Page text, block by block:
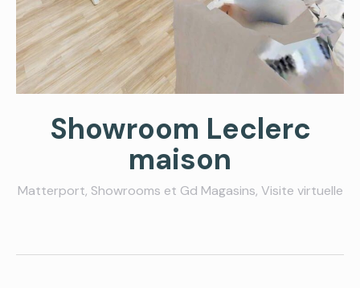
Showroom Leclerc
maison
Matterport, Showrooms et Gd Magasins, Visite virtuelle